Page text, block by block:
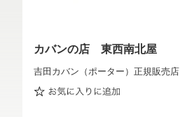
カバンの店 東西南北屋
吉田カバン（ポーター）正規販売店